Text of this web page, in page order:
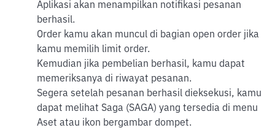
Aplikasi akan menampilkan notifikasi pesanan
berhasil.
Order kamu akan muncul di bagian open order jika
kamu memilih limit order.
Kemudian jika pembelian berhasil, kamu dapat
memeriksanya di riwayat pesanan.
Segera setelah pesanan berhasil dieksekusi, kamu
dapat melihat Saga (SAGA) yang tersedia di menu
Aset atau ikon bergambar dompet.